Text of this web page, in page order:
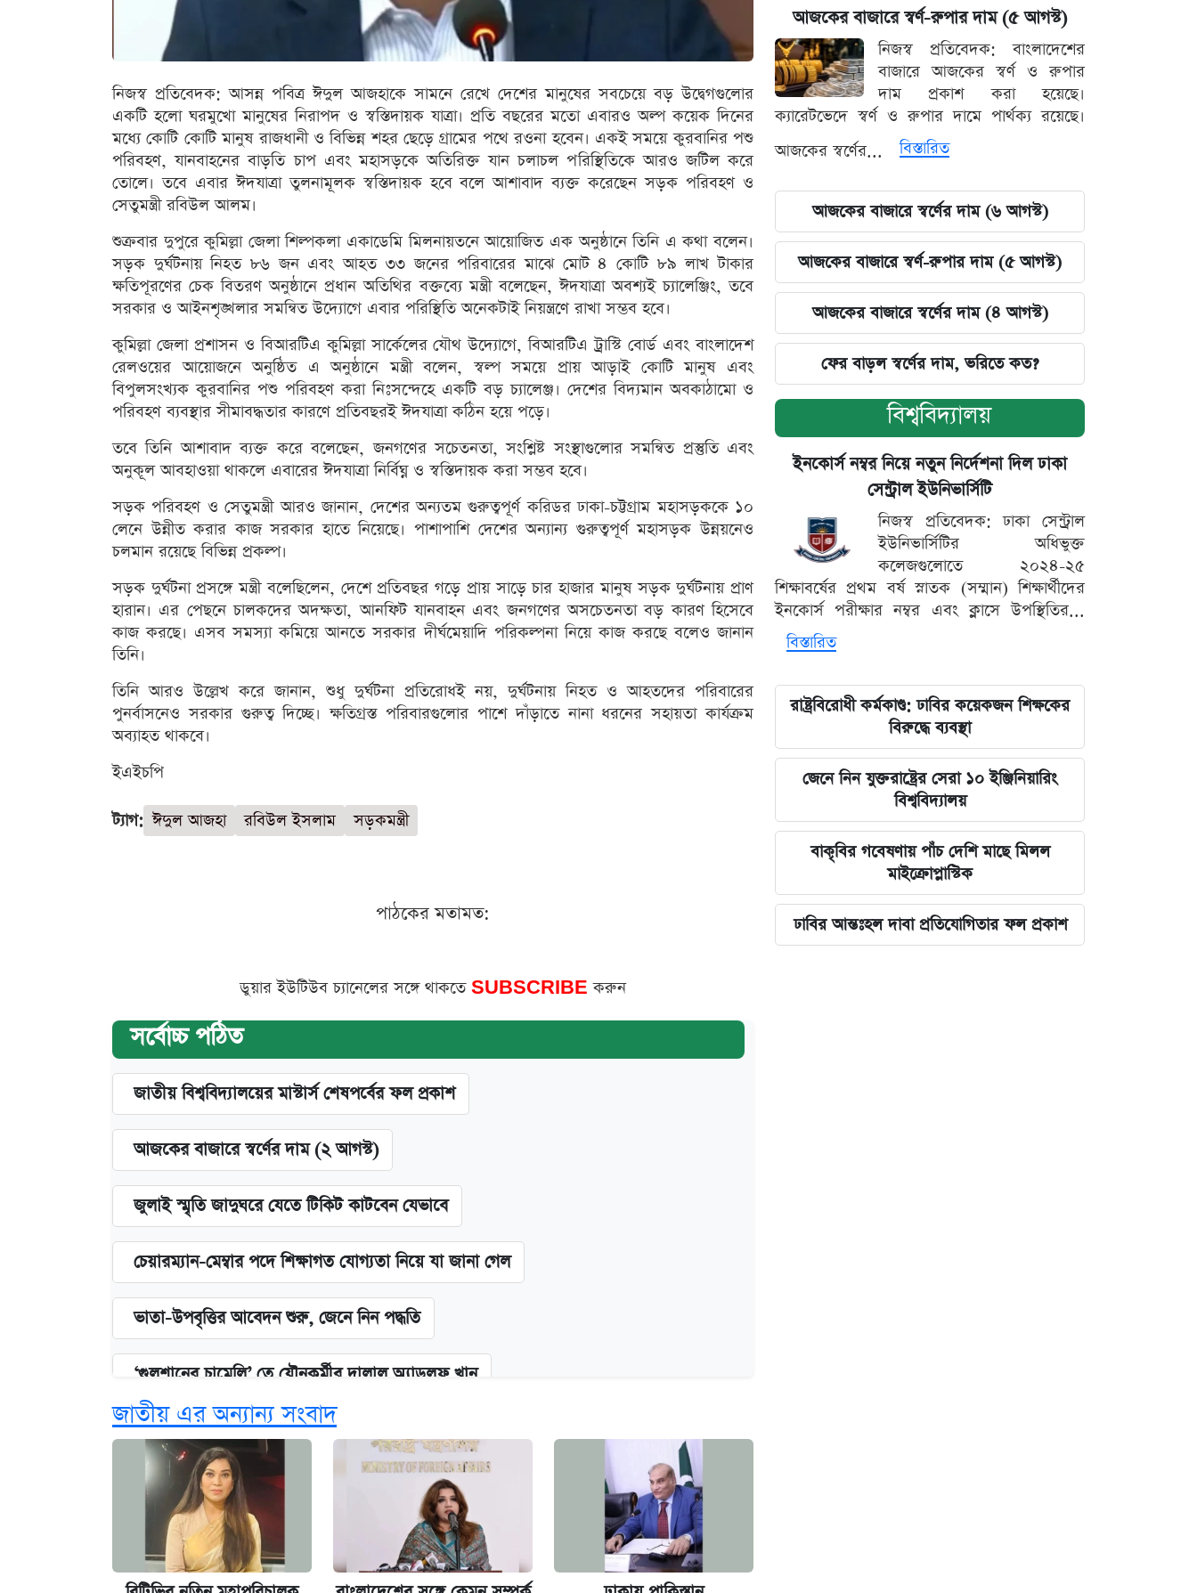
নিজস্ব প্রতিবেদক: আসন্ন পবিত্র ঈদুল আজহাকে সামনে রেখে দেশের মানুষের সবচেয়ে বড় উদ্বেগগুলোর
একটি হলো ঘরমুখো মানুষের নিরাপদ ও স্বস্তিদায়ক যাত্রা। প্রতি বছরের মতো এবারও অল্প কয়েক দিনের
মধ্যে কোটি কোটি মানুষ রাজধানী ও বিভিন্ন শহর ছেড়ে গ্রামের পথে রওনা হবেন। একই সময়ে কুরবানির পশু
পরিবহণ, যানবাহনের বাড়তি চাপ এবং মহাসড়কে অতিরিক্ত যান চলাচল পরিস্থিতিকে আরও জটিল করে
তোলে। তবে এবার ঈদযাত্রা তুলনামূলক স্বস্তিদায়ক হবে বলে আশাবাদ ব্যক্ত করেছেন সড়ক পরিবহণ ও
সেতুমন্ত্রী রবিউল আলম।
শুক্রবার দুপুরে কুমিল্লা জেলা শিল্পকলা একাডেমি মিলনায়তনে আয়োজিত এক অনুষ্ঠানে তিনি এ কথা বলেন।
সড়ক দুর্ঘটনায় নিহত ৮৬ জন এবং আহত ৩৩ জনের পরিবারের মাঝে মোট ৪ কোটি ৮৯ লাখ টাকার
ক্ষতিপূরণের চেক বিতরণ অনুষ্ঠানে প্রধান অতিথির বক্তব্যে মন্ত্রী বলেছেন, ঈদযাত্রা অবশ্যই চ্যালেঞ্জিং, তবে
সরকার ও আইনশৃঙ্খলার সমন্বিত উদ্যোগে এবার পরিস্থিতি অনেকটাই নিয়ন্ত্রণে রাখা সম্ভব হবে।
কুমিল্লা জেলা প্রশাসন ও বিআরটিএ কুমিল্লা সার্কেলের যৌথ উদ্যোগে, বিআরটিএ ট্রাস্টি বোর্ড এবং বাংলাদেশ
রেলওয়ের আয়োজনে অনুষ্ঠিত এ অনুষ্ঠানে মন্ত্রী বলেন, স্বল্প সময়ে প্রায় আড়াই কোটি মানুষ এবং
বিপুলসংখ্যক কুরবানির পশু পরিবহণ করা নিঃসন্দেহে একটি বড় চ্যালেঞ্জ। দেশের বিদ্যমান অবকাঠামো ও
পরিবহণ ব্যবস্থার সীমাবদ্ধতার কারণে প্রতিবছরই ঈদযাত্রা কঠিন হয়ে পড়ে।
তবে তিনি আশাবাদ ব্যক্ত করে বলেছেন, জনগণের সচেতনতা, সংশ্লিষ্ট সংস্থাগুলোর সমন্বিত প্রস্তুতি এবং
অনুকূল আবহাওয়া থাকলে এবারের ঈদযাত্রা নির্বিঘ্ন ও স্বস্তিদায়ক করা সম্ভব হবে।
সড়ক পরিবহণ ও সেতুমন্ত্রী আরও জানান, দেশের অন্যতম গুরুত্বপূর্ণ করিডর ঢাকা-চট্টগ্রাম মহাসড়ককে ১০
লেনে উন্নীত করার কাজ সরকার হাতে নিয়েছে। পাশাপাশি দেশের অন্যান্য গুরুত্বপূর্ণ মহাসড়ক উন্নয়নেও
চলমান রয়েছে বিভিন্ন প্রকল্প।
সড়ক দুর্ঘটনা প্রসঙ্গে মন্ত্রী বলেছিলেন, দেশে প্রতিবছর গড়ে প্রায় সাড়ে চার হাজার মানুষ সড়ক দুর্ঘটনায় প্রাণ
হারান। এর পেছনে চালকদের অদক্ষতা, আনফিট যানবাহন এবং জনগণের অসচেতনতা বড় কারণ হিসেবে
কাজ করছে। এসব সমস্যা কমিয়ে আনতে সরকার দীর্ঘমেয়াদি পরিকল্পনা নিয়ে কাজ করছে বলেও জানান
তিনি।
তিনি আরও উল্লেখ করে জানান, শুধু দুর্ঘটনা প্রতিরোধই নয়, দুর্ঘটনায় নিহত ও আহতদের পরিবারের
পুনর্বাসনেও সরকার গুরুত্ব দিচ্ছে। ক্ষতিগ্রস্ত পরিবারগুলোর পাশে দাঁড়াতে নানা ধরনের সহায়তা কার্যক্রম
অব্যাহত থাকবে।
ইএইচপি
ট্যাগ: ঈদুল আজহা রবিউল ইসলাম সড়কমন্ত্রী
পাঠকের মতামত:
ডুয়ার ইউটিউব চ্যানেলের সঙ্গে থাকতে SUBSCRIBEকরুন
সর্বোচ্চ পঠিত
জাতীয় বিশ্ববিদ্যালয়ের মাস্টার্স শেষপর্বের ফল প্রকাশ
আজকের বাজারে স্বর্ণের দাম (২ আগস্ট)
জুলাই স্মৃতি জাদুঘরে যেতে টিকিট কাটবেন যেভাবে
চেয়ারম্যান-মেম্বার পদে শিক্ষাগত যোগ্যতা নিয়ে যা জানা গেল
ভাতা-উপবৃত্তির আবেদন শুরু, জেনে নিন পদ্ধতি
‘গুলশানের চামেলি’ তে যৌনকর্মীর দালাল অ্যাডলফ খান
কবে শুরু হচ্ছে ঢাবির ভর্তি আবেদন, জানাল কর্তৃপক্ষ
এক ক্লিকে জেনে নিন আইফোন ১৮ প্রো ম্যাক্সের দাম ও ফিচার
আজকের বাজারে স্বর্ণের দাম (৪ আগস্ট)
জাতীয় এর অন্যান্য সংবাদ
আজকের বাজারে স্বর্ণ-রুপার দাম (৫ আগস্ট)
নিজস্ব প্রতিবেদক: বাংলাদেশের
বাজারে আজকের স্বর্ণ ও রুপার
দাম প্রকাশ করা হয়েছে।
ক্যারেটভেদে স্বর্ণ ও রুপার দামে পার্থক্য রয়েছে।
আজকের স্বর্ণের...
বিস্তারিত
আজকের বাজারে স্বর্ণের দাম (৬ আগস্ট)
আজকের বাজারে স্বর্ণ-রুপার দাম (৫ আগস্ট)
আজকের বাজারে স্বর্ণের দাম (৪ আগস্ট)
ফের বাড়ল স্বর্ণের দাম, ভরিতে কত?
বিশ্ববিদ্যালয়
ইনকোর্স নম্বর নিয়ে নতুন নির্দেশনা দিল ঢাকা
সেন্ট্রাল ইউনিভার্সিটি
নিজস্ব প্রতিবেদক: ঢাকা সেন্ট্রাল
ইউনিভার্সিটির অধিভুক্ত
কলেজগুলোতে ২০২৪-২৫
শিক্ষাবর্ষের প্রথম বর্ষ স্নাতক (সম্মান) শিক্ষার্থীদের
ইনকোর্স পরীক্ষার নম্বর এবং ক্লাসে উপস্থিতির...
বিস্তারিত
রাষ্ট্রবিরোধী কর্মকাণ্ড: ঢাবির কয়েকজন শিক্ষকের
বিরুদ্ধে ব্যবস্থা
জেনে নিন যুক্তরাষ্ট্রের সেরা ১০ ইঞ্জিনিয়ারিং
বিশ্ববিদ্যালয়
বাকৃবির গবেষণায় পাঁচ দেশি মাছে মিলল
মাইক্রোপ্লাস্টিক
ঢাবির আন্তঃহল দাবা প্রতিযোগিতার ফল প্রকাশ